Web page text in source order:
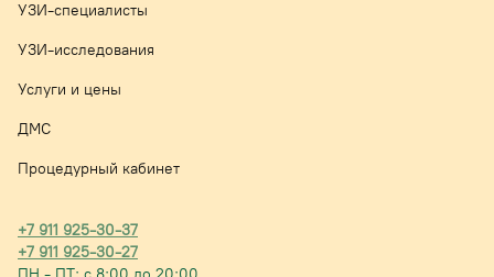
УЗИ-специалисты
УЗИ-исследования
Услуги и цены
ДМС
Процедурный кабинет
+7 911 925-30-37
+7 911 925-30-27